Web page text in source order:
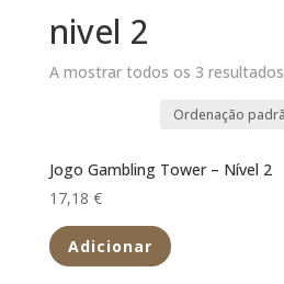
nivel 2
A mostrar todos os 3 resultados
Jogo Gambling Tower – Nível 2
17,18 €
Adicionar